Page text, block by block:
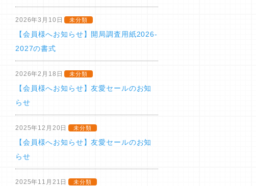
2026年3月10日 未分類
【会員様へお知らせ】開局調査用紙2026-
2027の書式
2026年2月18日 未分類
【会員様へお知らせ】友愛セールのお知
らせ
2025年12月20日 未分類
【会員様へお知らせ】友愛セールのお知
らせ
2025年11月21日 未分類